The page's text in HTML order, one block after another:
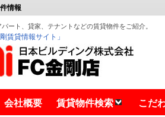
情報
ート、貸家、テナントなどの賃貸物件をご紹介。
賃貸情報サイト」
会社概要 賃貸物件検索 こだ